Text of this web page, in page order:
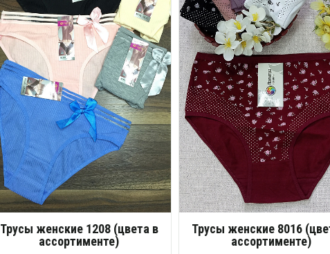
Трусы женские 1208 (цвета в
ассортименте)
Трусы женские 8016
ассортименте)